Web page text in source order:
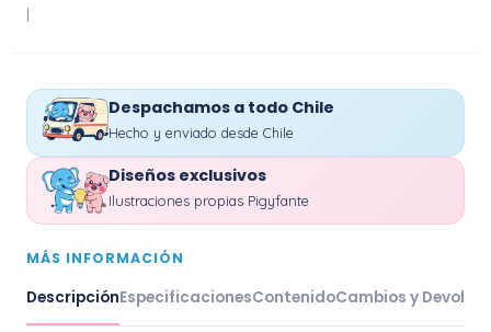
|
Despachamos a todo Chile
Hecho y enviado desde Chile
Diseños exclusivos
Ilustraciones propias Pigyfante
MÁS INFORMACIÓN
DescripciónEspecificacionesContenidoCambios y